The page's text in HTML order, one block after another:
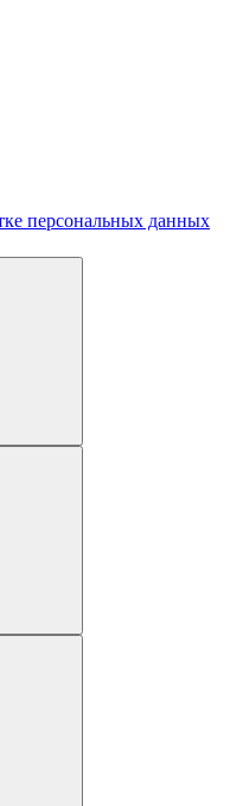
персональных данных